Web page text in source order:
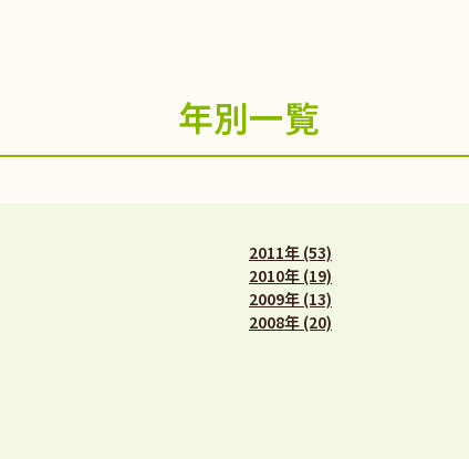
年別一覧
2011年 (53)
2010年 (19)
2009年 (13)
2008年 (20)